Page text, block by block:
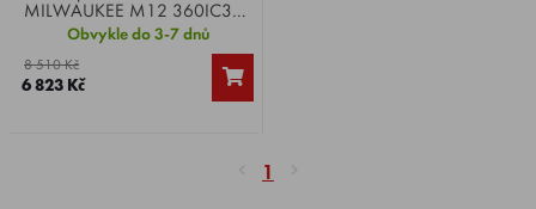
MILWAUKEE M12 360IC32-
0C , Li-ion 12 V, rozměr LCD
displeje 4,3 palce, průměr
hlavy kamery 10 mm, délka
kabelu 3000 mm, otočná
obrazovka o 270°, hmotnost
Obvykle do 3-7 dnů
8 510 Kč
6 823 Kč
1